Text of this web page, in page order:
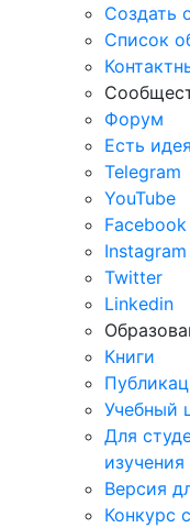
Создать
Список
Форум
Есть
Telegram
YouTube
Facebook
Instagram
Twitter
Linkedin
Книги
Учебный
Для
изучения
Версия
Конкурс